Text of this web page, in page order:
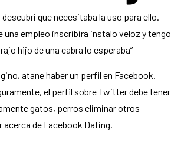
que necesitaba la uso para ello.
una empleo inscribira instalo veloz y tengo
hijo de una cabra lo esperaba”
atane haber un perfil en Facebook.
el perfil sobre Twitter debe tener
gatos, perros eliminar otros
de Facebook Dating.